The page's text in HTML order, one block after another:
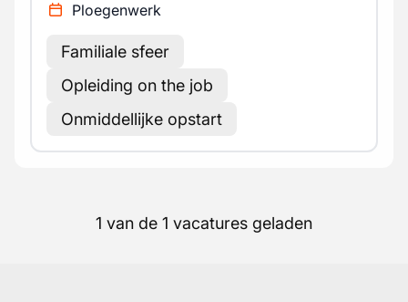
Ploegenwerk
Familiale sfeer
Opleiding on the job
Onmiddellijke opstart
1 van de 1 vacatures geladen